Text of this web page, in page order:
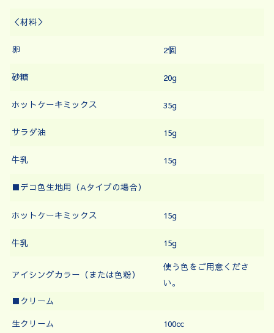
＜材料＞
卵 2個
砂糖 20g
ホットケーキミックス 35g
サラダ油 15g
牛乳 15g
■デコ色生地用（Aタイプの場合）
ホットケーキミックス 15g
牛乳 15g
アイシングカラー（または色粉）
使う色をご用意くださ
い。
■クリーム
生クリーム
100㏄